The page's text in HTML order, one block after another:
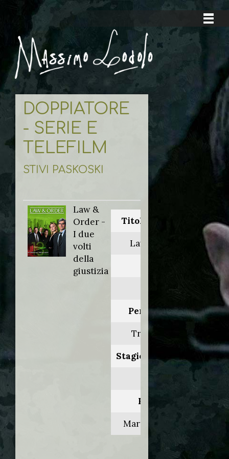
DOPPIATORE
- SERIE E
TELEFILM
STIVI PASKOSKI
Law &
Order -
I due
volti
della
giustizia
Titolo originale:
Law & Order
Personaggio:
Travis Jones
Stagione.Episodio:
Regia di:
Martha Mitchell